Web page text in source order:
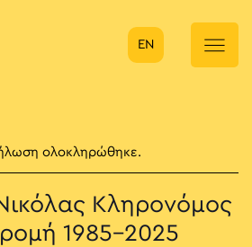
πλοήγηση
EN
ολοκληρώθηκε.
Κληρονόμος
1985-2025